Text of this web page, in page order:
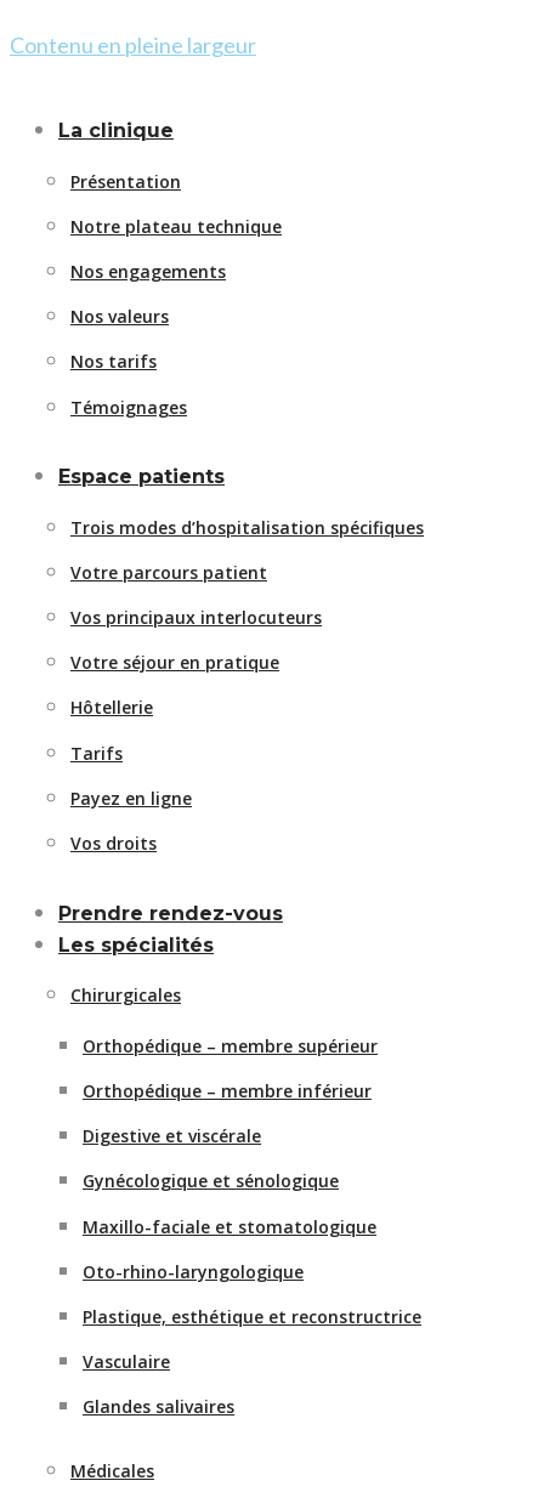
Contenu en pleine largeur
La clinique
Présentation
Notre plateau technique
Nos engagements
Nos valeurs
Nos tarifs
Témoignages
Espace patients
Trois modes d’hospitalisation spécifiques
Votre parcours patient
Vos principaux interlocuteurs
Votre séjour en pratique
Hôtellerie
Tarifs
Payez en ligne
Vos droits
Prendre rendez-vous
Les spécialités
Chirurgicales
Orthopédique – membre supérieur
Orthopédique – membre inférieur
Digestive et viscérale
Gynécologique et sénologique
Maxillo-faciale et stomatologique
Oto-rhino-laryngologique
Plastique, esthétique et reconstructrice
Vasculaire
Glandes salivaires
Médicales